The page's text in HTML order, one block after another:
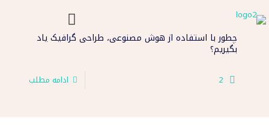
چطور با استفاده از هوش مصنوعی، طراحی گرافیک یاد
بگیریم؟
2 ادامه مطلب